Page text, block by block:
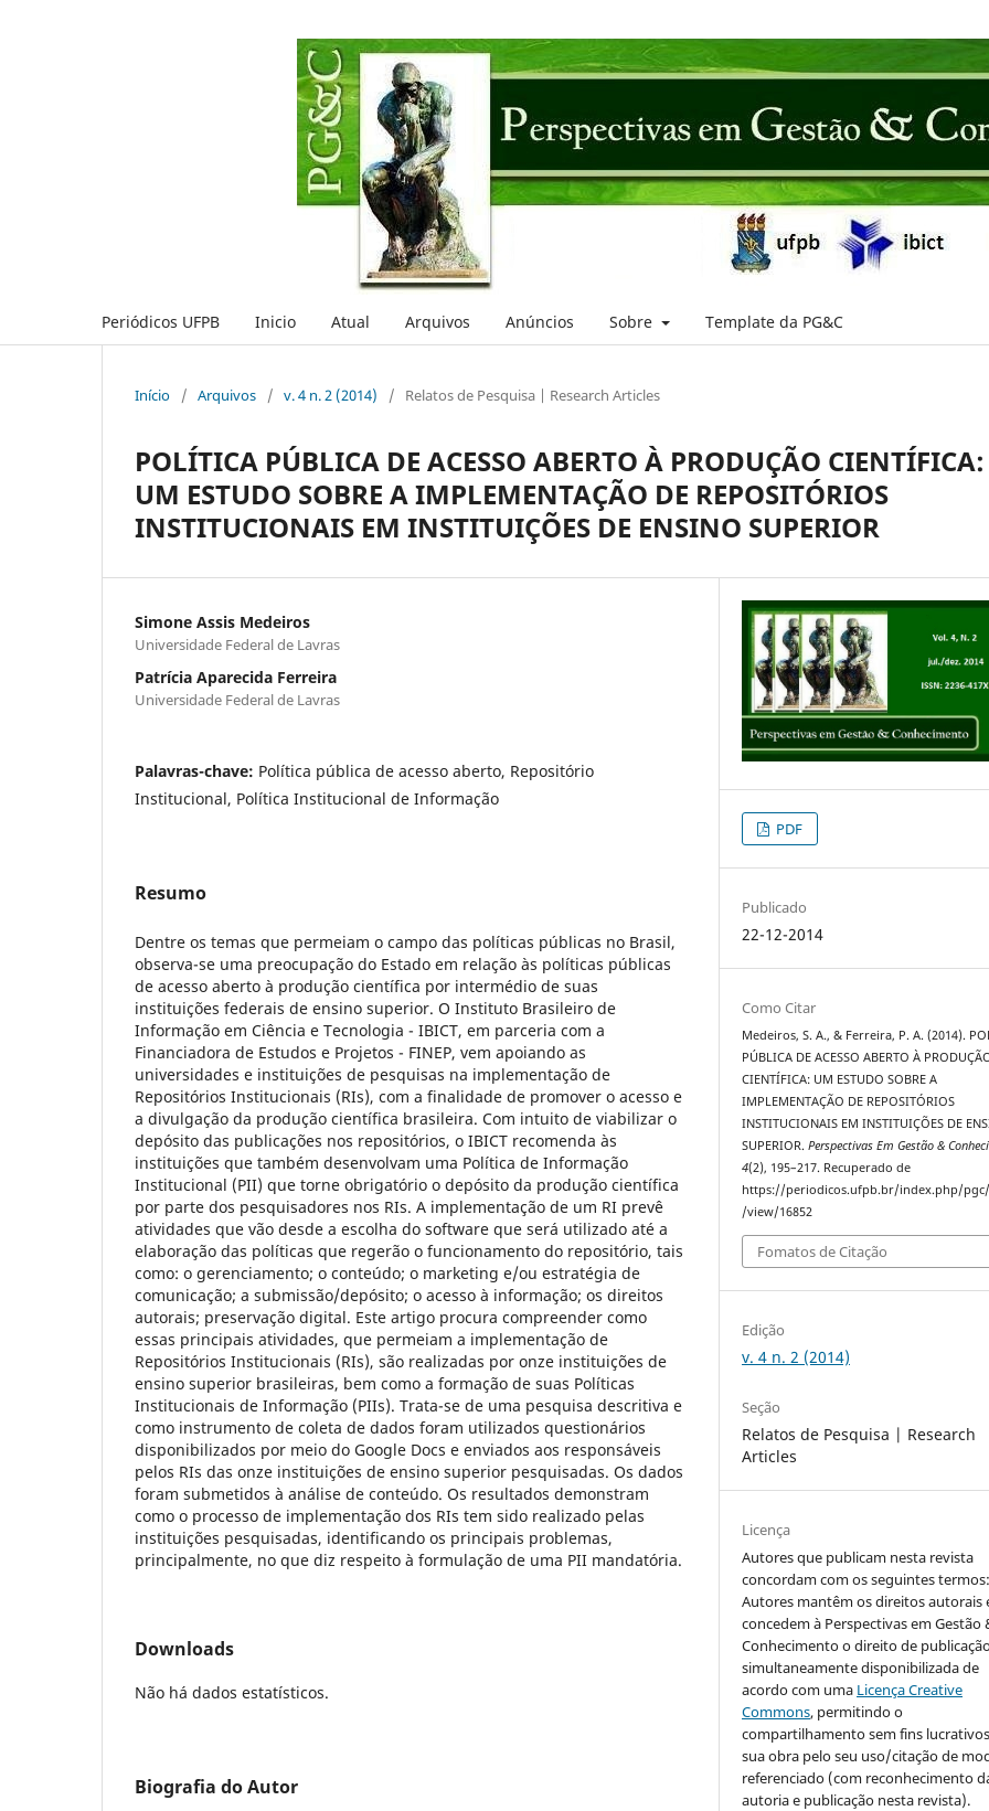
Periódicos UFPB Inicio Atual Arquivos Anúncios Sobre Template da PG&C
Início / Arquivos / v. 4 n. 2 (2014) / Relatos de Pesquisa | Research Articles
POLÍTICA PÚBLICA DE ACESSO ABERTO À PRODUÇÃO CIENTÍFICA:
UM ESTUDO SOBRE A IMPLEMENTAÇÃO DE REPOSITÓRIOS
INSTITUCIONAIS EM INSTITUIÇÕES DE ENSINO SUPERIOR
Simone Assis Medeiros
Universidade Federal de Lavras
Patrícia Aparecida Ferreira
Universidade Federal de Lavras
Palavras-chave: Política pública de acesso aberto, Repositório
Institucional, Política Institucional de Informação
Resumo
Dentre os temas que permeiam o campo das políticas públicas no Brasil,
observa-se uma preocupação do Estado em relação às políticas públicas
de acesso aberto à produção científica por intermédio de suas
instituições federais de ensino superior. O Instituto Brasileiro de
Informação em Ciência e Tecnologia - IBICT, em parceria com a
Financiadora de Estudos e Projetos - FINEP, vem apoiando as
universidades e instituições de pesquisas na implementação de
Repositórios Institucionais (RIs), com a finalidade de promover o acesso e
a divulgação da produção científica brasileira. Com intuito de viabilizar o
depósito das publicações nos repositórios, o IBICT recomenda às
instituições que também desenvolvam uma Política de Informação
Institucional (PII) que torne obrigatório o depósito da produção científica
por parte dos pesquisadores nos RIs. A implementação de um RI prevê
atividades que vão desde a escolha do software que será utilizado até a
elaboração das políticas que regerão o funcionamento do repositório, tais
como: o gerenciamento; o conteúdo; o marketing e/ou estratégia de
comunicação; a submissão/depósito; o acesso à informação; os direitos
autorais; preservação digital. Este artigo procura compreender como
essas principais atividades, que permeiam a implementação de
Repositórios Institucionais (RIs), são realizadas por onze instituições de
ensino superior brasileiras, bem como a formação de suas Políticas
Institucionais de Informação (PIIs). Trata-se de uma pesquisa descritiva e
como instrumento de coleta de dados foram utilizados questionários
disponibilizados por meio do Google Docs e enviados aos responsáveis
pelos RIs das onze instituições de ensino superior pesquisadas. Os dados
foram submetidos à análise de conteúdo. Os resultados demonstram
como o processo de implementação dos RIs tem sido realizado pelas
instituições pesquisadas, identificando os principais problemas,
principalmente, no que diz respeito à formulação de uma PII mandatória.
Downloads
Não há dados estatísticos.
Biografia do Autor
PDF
Publicado
22-12-2014
Como Citar
Medeiros, S. A., & Ferreira, P. A. (2014).
PÚBLICA DE ACESSO ABERTO À
CIENTÍFICA: UM ESTUDO SOBRE A
IMPLEMENTAÇÃO DE REPOSITÓRIOS
INSTITUCIONAIS EM INSTITUIÇÕES DE
SUPERIOR.Perspectivas Em Gestão &
4(2), 195–217. Recuperado de
https://periodicos.ufpb.br/index.php/
/view/16852
Fomatos de Citação
Edição
v. 4 n. 2 (2014)
Seção
Relatos de Pesquisa | Research
Articles
Licença
Autores que publicam nesta revista
concordam com os seguintes
Autores mantêm os direitos autorais
concedem à Perspectivas em Gestão
Conhecimento o direito de
simultaneamente disponibilizada de
acordo com uma Licença Creative
Commons, permitindo o
compartilhamento sem fins
sua obra pelo seu uso/citação de
referenciado (com reconhecimento
autoria e publicação nesta revista).